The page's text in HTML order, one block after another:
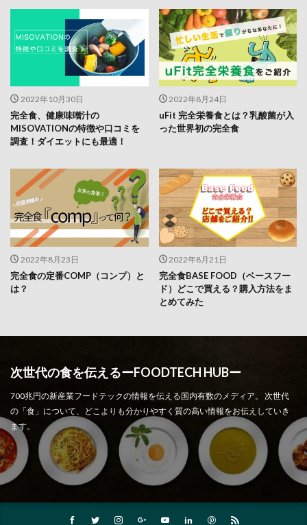
2022年10月30日
完全食、健康味噌汁の
MISOVATIONの特徴や口コミを
調査！ダイエットにも最適！
2022年8月24日
uFit 完全栄養食とは？乳酸菌が入
った世界初の完全食
2022年8月23日
完全食の定番COMP（コンプ）と
は？
2022年8月21日
完全食BASE FOOD（ベースフー
ド）どこで買える？購入方法をま
とめてみた
次世代の食を伝えるーFOODTECH HUBー
700兆円の新産業フードテックの情報を伝える国内有数のメディア。 次世代
の「食」について、どこよりも分かりやすく質の高い情報をお伝えしていき
ます。